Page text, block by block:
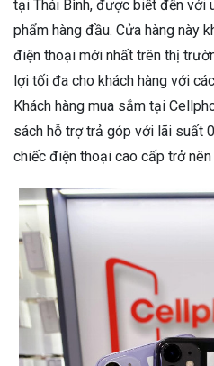
tại Thái Bình, được biết đến với
phẩm hàng đầu. Cửa hàng này
điện thoại mới nhất trên thị
lợi tối đa cho khách hàng với
Khách hàng mua sắm tại
sách hỗ trợ trả góp với lãi suất
chiếc điện thoại cao cấp trở